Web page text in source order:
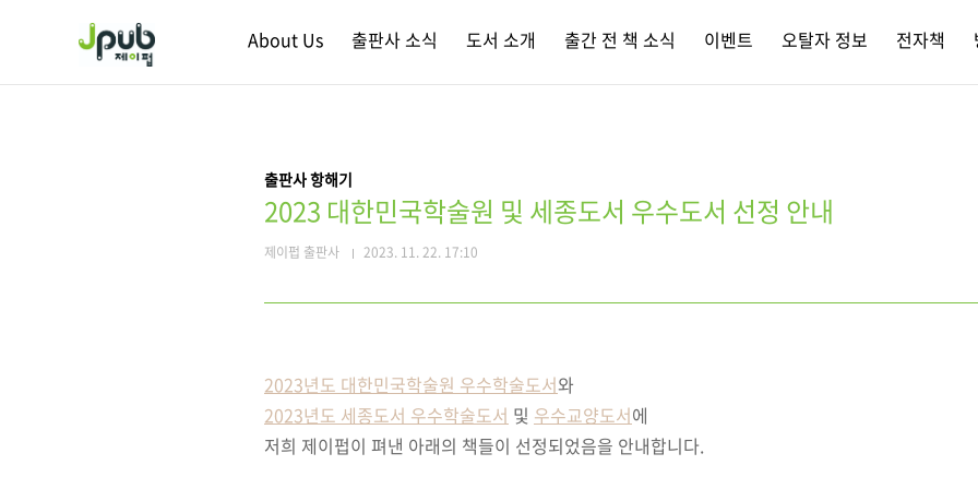
About Us 출판사 소식 도서 소개 출간 전 책 소식 이벤트 오탈자 정보 전자책
출판사 항해기
2023 대한민국학술원 및 세종도서 우수도서 선정 안내
제이펍 출판사 2023. 11. 22. 17:10
2023년도 대한민국학술원 우수학술도서와
2023년도 세종도서 우수학술도서 및 우수교양도서에
저희 제이펍이 펴낸 아래의 책들이 선정되었음을 안내합니다.